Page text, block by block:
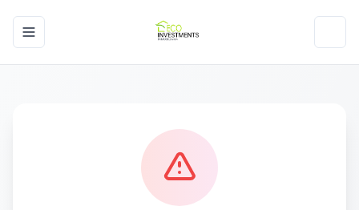
Toggle navigation menu